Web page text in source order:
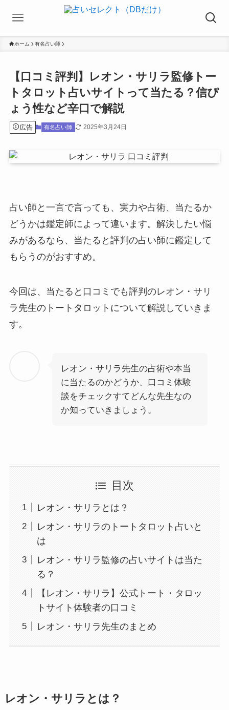
ホーム 有名占い師
【口コミ評判】レオン・サリラ監修トー
トタロット占いサイトって当たる？信ぴ
ょう性など辛口で解説
広告 有名占い師 2025年3月24日
占い師と一言で言っても、実力や占術、当たるか
どうかは鑑定師によって違います。解決したい悩
みがあるなら、当たると評判の占い師に鑑定して
もらうのがおすすめ。
今回は、当たると口コミでも評判のレオン・サリ
ラ先生のトートタロットについて解説していきま
す。
レオン・サリラ先生の占術や本当
に当たるのかどうか、口コミ体験
談をチェックすてどんな先生なの
か知っていきましょう。
目次
レオン・サリラとは？
レオン・サリラのトートタロット占いと
は
レオン・サリラ監修の占いサイトは当た
る？
【レオン・サリラ】公式トート・タロッ
トサイト体験者の口コミ
レオン・サリラ先生のまとめ
レオン・サリラとは？